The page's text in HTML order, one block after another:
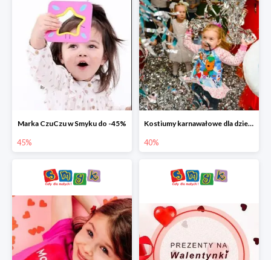
Marka CzuCzu w Smyku do -45%
45%
Kostiumy karnawałowe dla dzieci w Smyku do -40%
40%